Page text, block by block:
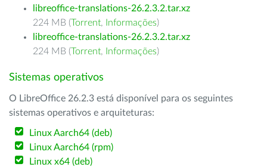
libreoffice-translations-26.2.3.2.tar.xz
224 MB (Torrent, Informações)
libreoffice-translations-26.2.3.2.tar.xz
224 MB (Torrent, Informações)
Sistemas operativos
O LibreOffice 26.2.3 está disponível para os seguintes
sistemas operativos e arquiteturas:
Linux Aarch64 (deb)
Linux Aarch64 (rpm)
Linux x64 (deb)